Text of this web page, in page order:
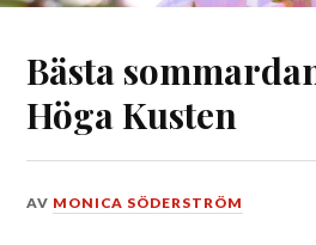
Bästa
Höga Kusten
DEN
AV MONICA SÖDERSTRÖM